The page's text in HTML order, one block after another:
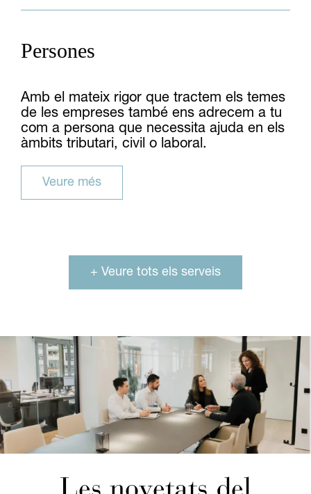
Persones
Amb el mateix rigor que tractem els temes
de les empreses també ens adrecem a tu
com a persona que necessita ajuda en els
àmbits tributari, civil o laboral.
Veure més
+ Veure tots els serveis